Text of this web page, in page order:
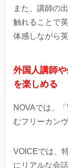
また、講師の
触れることで
体感しながら
外国人講師
を楽しめる
NOVAでは、「
むフリーカン
VOICEでは、
にリアルな会